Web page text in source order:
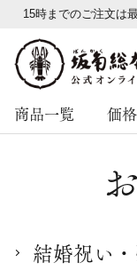
15時までのご注文は
商品一覧 価
結婚祝い